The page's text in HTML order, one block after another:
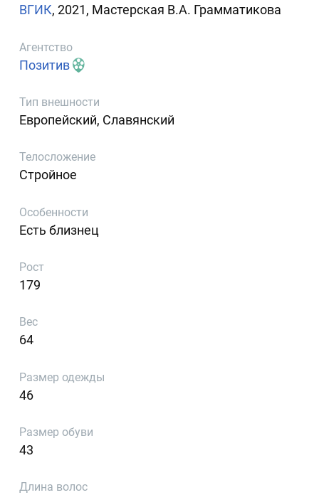
ВГИК, 2021, Мастерская В.А. Грамматикова
Агентство
Позитив
Тип внешности
Европейский, Славянский
Телосложение
Стройное
Особенности
Есть близнец
Рост
179
Вес
64
Размер одежды
46
Размер обуви
43
Длина волос